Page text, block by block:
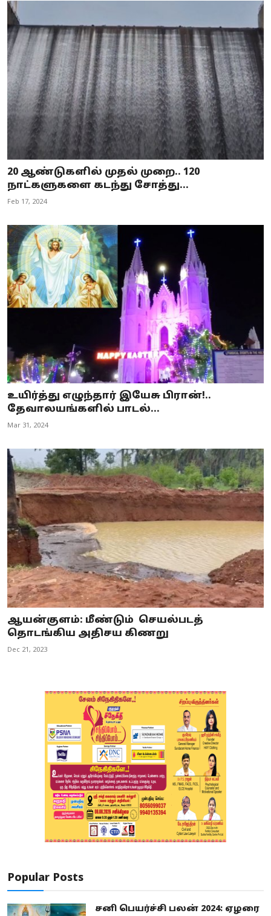
20 ஆண்டுகளில் முதல் முறை.. 120
நாட்களுகளை கடந்து சோத்து...
Feb 17, 2024
உயிர்த்து எழுந்தார் இயேசு பிரான்!..
தேவாலயங்களில் பாடல்...
Mar 31, 2024
ஆயன்குளம்: மீண்டும் செயல்படத்
தொடங்கிய அதிசய கிணறு
Dec 21, 2023
Popular Posts
சனி பெயர்ச்சி பலன் 2024: ஏழரை